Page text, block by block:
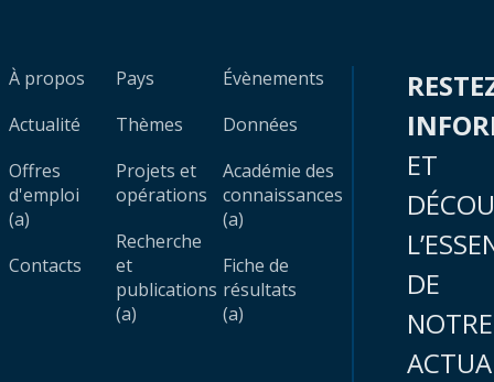
À propos
Actualité
Offres
d'emploi
(a)
Contacts
Pays
Thèmes
Projets et
opérations
Recherche
et
publications
(a)
Évènements
Données
Académie des
connaissances
(a)
Fiche de
résultats
(a)
ET
DE
NOTRE